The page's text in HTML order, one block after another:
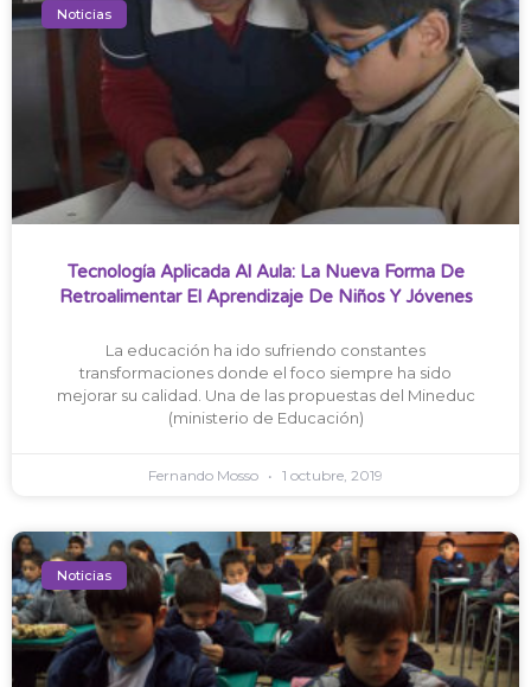
Noticias
Tecnología Aplicada Al Aula: La Nueva Forma De
Retroalimentar El Aprendizaje De Niños Y Jóvenes
La educación ha ido sufriendo constantes
transformaciones donde el foco siempre ha sido
mejorar su calidad. Una de las propuestas del Mineduc
(ministerio de Educación)
Fernando Mosso 1 octubre, 2019
Noticias